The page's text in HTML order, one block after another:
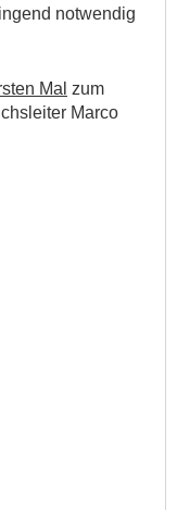
notwendig
Mal zum
Marco